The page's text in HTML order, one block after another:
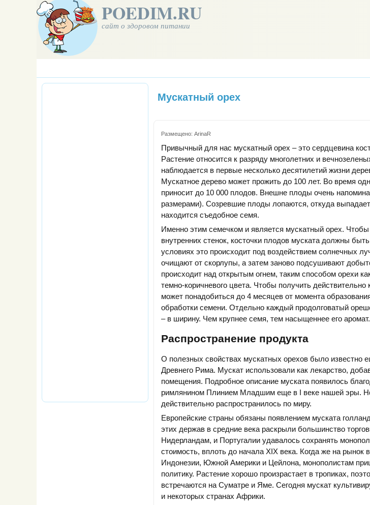
POEDIM.RU
сайт о здоровом питании
Мускатный орех
Размещено: ArinaR
Привычный для нас мускатный орех – это сердцевина
Растение относится к разряду многолетних и
наблюдается в первые несколько десятилетий жизни
Мускатное дерево может прожить до 100 лет. Во время
приносит до 10 000 плодов. Внешне плоды очень
размерами). Созревшие плоды лопаются, откуда выпадает
находится съедобное семя.
Именно этим семечком и является мускатный орех.
внутренних стенок, косточки плодов муската должны
условиях это происходит под воздействием солнечных
очищают от скорлупы, а затем заново подсушивают
происходит над открытым огнем, таким способом орехи
темно-коричневого цвета. Чтобы получить
может понадобиться до 4 месяцев от момента
обработки семени. Отдельно каждый продолговатый
– в ширину. Чем крупнее семя, тем насыщеннее его аромат.
Распространение продукта
О полезных свойствах мускатных орехов было известно
Древнего Рима. Мускат использовали как лекарство,
помещения. Подробное описание муската появилось
римлянином Плинием Младшим еще в I веке нашей эры.
действительно распространилось по миру.
Европейские страны обязаны появлением муската
этих держав в средние века раскрыли большинство
Нидерландам, и Португалии удавалось сохранять
стоимость, вплоть до начала XIX века. Когда же на
Индонезии, Южной Америки и Цейлона, монополистам
политику. Растение хорошо произрастает в тропиках,
встречаются на Суматре и Яме. Сегодня мускат
и некоторых странах Африки.